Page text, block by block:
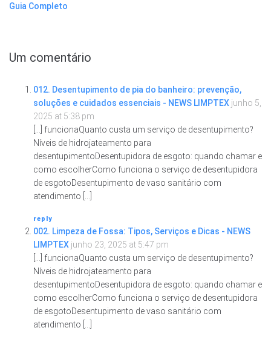
Guia Completo
Um comentário
012. Desentupimento de pia do banheiro: prevenção,
soluções e cuidados essenciais - NEWS LIMPTEX junho 5,
2025 at 5:38 pm
[…] funcionaQuanto custa um serviço de desentupimento?
Níveis de hidrojateamento para
desentupimentoDesentupidora de esgoto: quando chamar e
como escolherComo funciona o serviço de desentupidora
de esgotoDesentupimento de vaso sanitário com
atendimento […]
reply
002. Limpeza de Fossa: Tipos, Serviços e Dicas - NEWS
LIMPTEX junho 23, 2025 at 5:47 pm
[…] funcionaQuanto custa um serviço de desentupimento?
Níveis de hidrojateamento para
desentupimentoDesentupidora de esgoto: quando chamar e
como escolherComo funciona o serviço de desentupidora
de esgotoDesentupimento de vaso sanitário com
atendimento […]